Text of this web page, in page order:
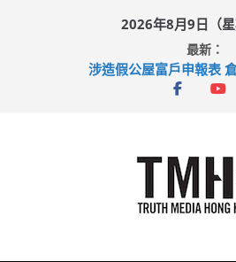
2026年8月9日（星
最新：
涉造假公屋富戶申報表